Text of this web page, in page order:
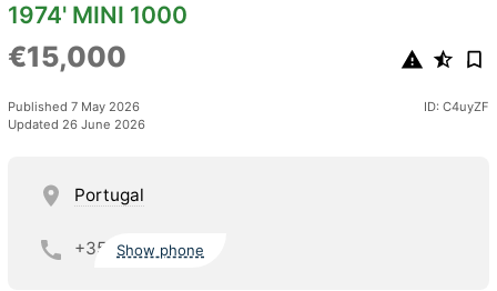
1974' MINI 1000
€15,000
Published 7 May 2026
Updated 26 June 2026
ID: C4uyZF
Portugal
+35 Show phone